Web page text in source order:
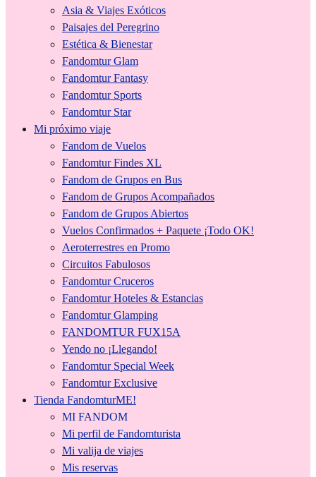
Asia & Viajes Exóticos
Paisajes del Peregrino
Estética & Bienestar
Fandomtur Glam
Fandomtur Fantasy
Fandomtur Sports
Fandomtur Star
Mi próximo viaje
Fandom de Vuelos
Fandomtur Findes XL
Fandom de Grupos en Bus
Fandom de Grupos Acompañados
Fandom de Grupos Abiertos
Vuelos Confirmados + Paquete ¡Todo OK!
Aeroterrestres en Promo
Circuitos Fabulosos
Fandomtur Cruceros
Fandomtur Hoteles & Estancias
Fandomtur Glamping
FANDOMTUR FUX15A
Yendo no ¡Llegando!
Fandomtur Special Week
Fandomtur Exclusive
Tienda FandomturME!
MI FANDOM
Mi perfil de Fandomturista
Mi valija de viajes
Mis reservas